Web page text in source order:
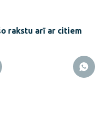
rakstu arī ar citiem